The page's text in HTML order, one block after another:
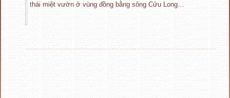
thái miệt vườn ở vùng đồng bằng sông Cửu Long…